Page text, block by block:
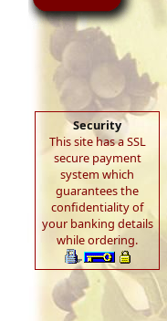
Security
This site has a SSL
secure payment
system which
guarantees the
confidentiality of
your banking details
while ordering.